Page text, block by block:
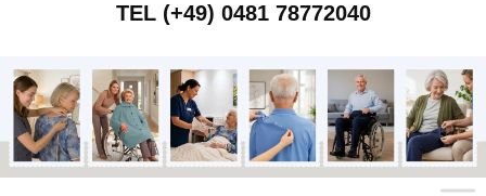
TEL (+49) 0481 78772040